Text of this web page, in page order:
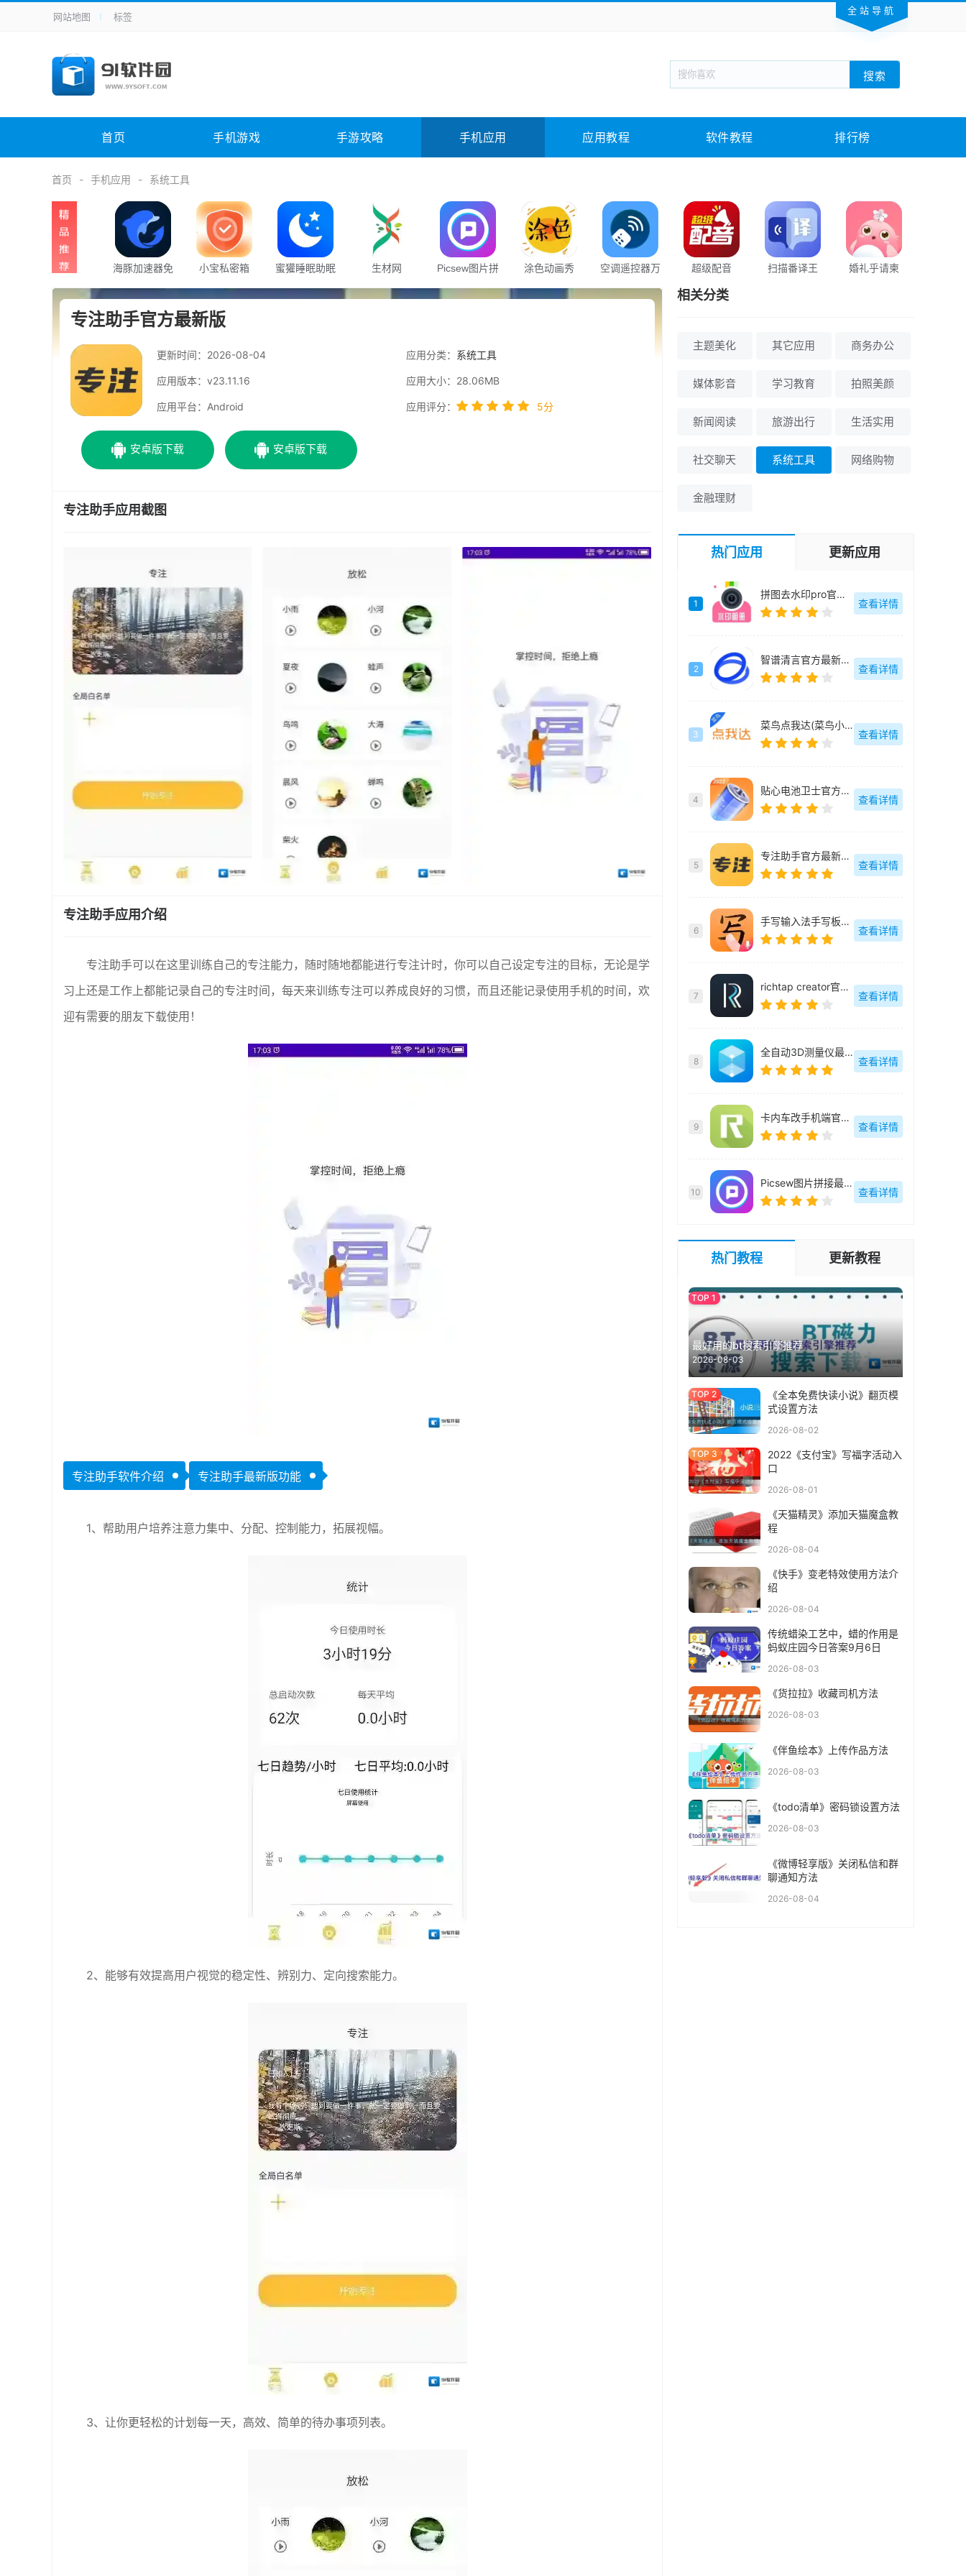
手机应用 新闻阅读 旅游出行 生活实用
手机游戏 H5游戏 回合网游 战棋游戏 枪战射击
电脑软件 其它类别 图形软件 安全相关 应用软件 影音软件 插件下载 教育教学 游戏娱乐 系统软件 素材下载
未分类 综合其它
全站导航
网站地图 标签
搜索
首页 手机游戏 手游攻略 手机应用 应用教程 软件教程 排行榜
首页 手机应用 系统工具
海豚加速器免
小宝私密箱 蜜獾睡眠助眠 生材网
Picsew图片拼
涂色动画秀
空调遥控器万
超级配音 扫描番译王 婚礼乎请柬
专注助手官方最新版
更新时间： 2026-08-04 应用分类： 系统工具
应用版本：v23.11.16 应用大小：28.06MB
应用平台：Android 应用评分： 5分
安卓版下载 安卓版下载
专注助手应用截图
专注助手应用介绍
专注助手可以在这里训练自己的专注能力，随时随地都能进行专注计时，你可以自己设定专注的目标，无论是学
习上还是工作上都能记录自己的专注时间，每天来训练专注可以养成良好的习惯，而且还能记录使用手机的时间，欢
迎有需要的朋友下载使用！
专注助手软件介绍 专注助手最新版功能
1、帮助用户培养注意力集中、分配、控制能力，拓展视幅。
2、能够有效提高用户视觉的稳定性、辨别力、定向搜索能力。
3、让你更轻松的计划每一天，高效、简单的待办事项列表。
相关分类
主题美化 其它应用 商务办公
媒体影音 学习教育 拍照美颜
新闻阅读 旅游出行 生活实用
社交聊天 系统工具 网络购物
金融理财
热门应用 更新应用
1
拼图去水印pro官方最新版-v5.3.1124
查看详情
2
智谱清言官方最新版-3.1.4
查看详情
3
菜鸟点我达(菜鸟小哥)最新版本-7.73.0.6
查看详情
4
贴心电池卫士官方最新版-v1.0.0
查看详情
5
专注助手官方最新版-v23.11.16
查看详情
6
手写输入法手写板最新版-v1.8.0
查看详情
7
richtap creator官方版-3.3.8
查看详情
8
全自动3D测量仪最新版-v1.0.9
查看详情
9
卡内车改手机端官方最新版-2655
查看详情
10
Picsew图片拼接最新版-v2.2.6
查看详情
热门教程 更新教程
最好用的bt搜索引擎推荐
2026-08-03
《全本免费快读小说》翻页模
式设置方法
2026-08-02
2022《支付宝》写福字活动入
口
2026-08-01
《天猫精灵》添加天猫魔盒教
程
2026-08-04
《快手》变老特效使用方法介
绍
2026-08-04
传统蜡染工艺中，蜡的作用是
蚂蚁庄园今日答案9月6日
2026-08-03
《货拉拉》收藏司机方法
2026-08-03
《伴鱼绘本》上传作品方法
2026-08-03
《todo清单》密码锁设置方法
2026-08-03
《微博轻享版》关闭私信和群
聊通知方法
2026-08-04